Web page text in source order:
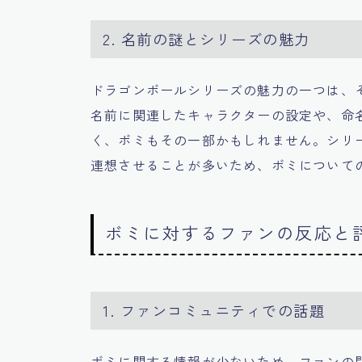
2. 名前の謎とシリーズの魅力
ドラゴンボールシリーズの魅力の一つは
名前に関連したキャラクターの設定や、
く、ボミもその一部かもしれません。シ
連想させることが多いため、ボミについ
ボミに対するファンの反応と
1. ファンコミュニティでの話題